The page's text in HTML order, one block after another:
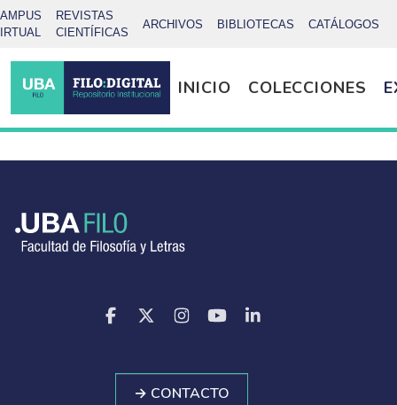
REVISTAS
CIENTÍFICAS
ARCHIVOS BIBLIOTECAS CATÁLOGOS
INICIO COLECCIONES
→ CONTACTO